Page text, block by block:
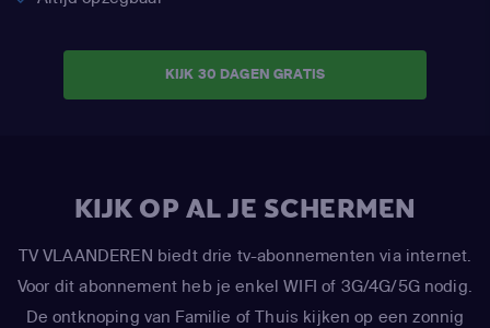
KIJK 30 DAGEN GRATIS
KIJK OP AL JE SCHERMEN
TV VLAANDEREN biedt drie tv-abonnementen via internet.
Voor dit abonnement heb je enkel WIFI of 3G/4G/5G nodig.
De ontknoping van Familie of Thuis kijken op een zonnig